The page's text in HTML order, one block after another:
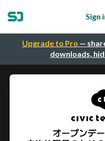
Upgrade to Pro —
downloads,
Sign